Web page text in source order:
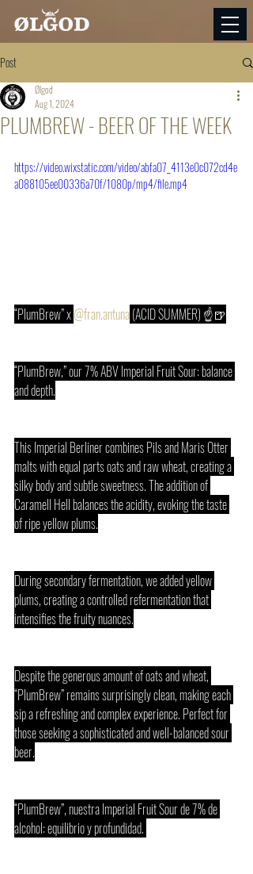
Post
PLUMBREW - BEER OF THE WEEK
Ølgod
Aug 1, 2024
https://video.wixstatic.com/video/abfa07_4113e0c072cd4e
a088105ee00336a70f/1080p/mp4/file.mp4
“PlumBrew” x @fran.antuna (ACID SUMMER) ☝️🍺
“PlumBrew,” our 7% ABV Imperial Fruit Sour: balance
and depth.
This Imperial Berliner combines Pils and Maris Otter
malts with equal parts oats and raw wheat, creating a
silky body and subtle sweetness. The addition of
Caramell Hell balances the acidity, evoking the taste
of ripe yellow plums.
During secondary fermentation, we added yellow
plums, creating a controlled refermentation that
intensifies the fruity nuances.
Despite the generous amount of oats and wheat,
“PlumBrew” remains surprisingly clean, making each
sip a refreshing and complex experience. Perfect for
those seeking a sophisticated and well-balanced sour
beer.
“PlumBrew”, nuestra Imperial Fruit Sour de 7% de
alcohol: equilibrio y profundidad.